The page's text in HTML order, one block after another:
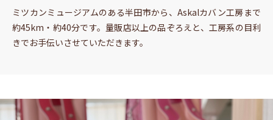
ミツカンミュージアムのある半田市から、Askalカバン工房まで
約45km・約40分です。量販店以上の品ぞろえと、工房系の目利
きでお手伝いさせていただきます。